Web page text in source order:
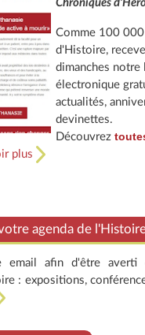
Chroniques
Comme 100 000
d'Histoire,
dimanches notre
électronique
actualités,
devinettes.
Découvrez
plus
agenda de
email afin d'être averti
: expositions,